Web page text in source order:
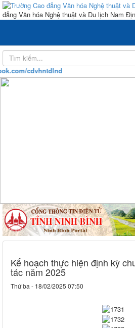
đẳng Văn hóa Nghệ thuật và Du lịch Nam
cdvhntdlnd
Kế hoạch thực hiện định kỳ
tác năm 2025
Thứ ba - 18/02/2025 07:50